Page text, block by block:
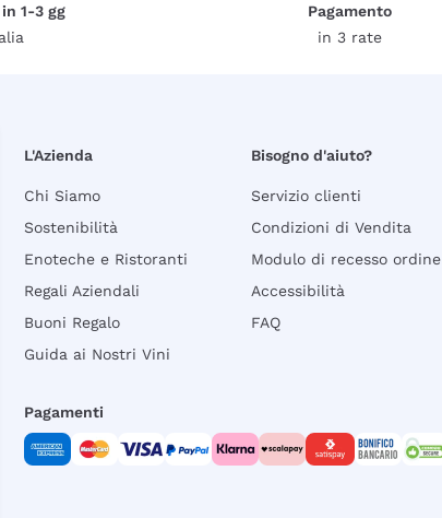
1-3 gg
Pagamento
in 3 rate
L'Azienda
Chi Siamo
Sostenibilità
Enoteche e Ristoranti
Regali Aziendali
Buoni Regalo
Guida ai Nostri Vini
Bisogno d'aiuto?
Servizio clienti
Condizioni di Vendita
Modulo di recesso ordine
Accessibilità
FAQ
Pagamenti